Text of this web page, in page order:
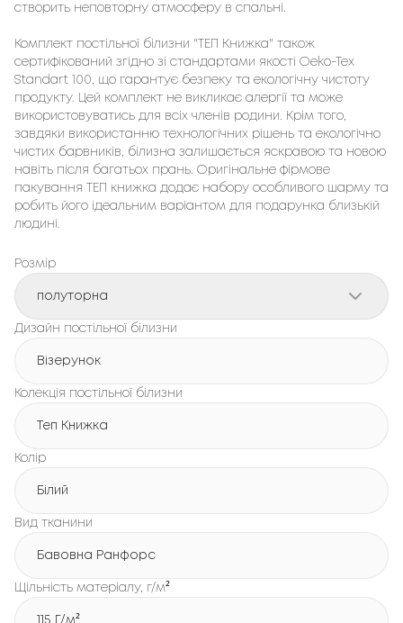
створить неповторну атмосферу в спальні.
Комплект постільної білизни "ТЕП Книжка" також
сертифікований згідно зі стандартами якості Oeko-Tex
Standart 100, що гарантує безпеку та екологічну чистоту
продукту. Цей комплект не викликає алергії та може
використовуватись для всіх членів родини. Крім того,
завдяки використанню технологічних рішень та екологічно
чистих барвників, білизна залишається яскравою та новою
навіть після багатьох прань. Оригінальне фірмове
пакування ТЕП книжка додає набору особливого шарму та
робить його ідеальним варіантом для подарунка близькій
людині.
Розмір
полуторна
Дизайн постільної білизни
Візерунок
Колекція постільної білизни
Теп Книжка
Колір
Білий
Вид тканини
Бавовна Ранфорс
Щільність матеріалу, г/м²
115 Г/м²